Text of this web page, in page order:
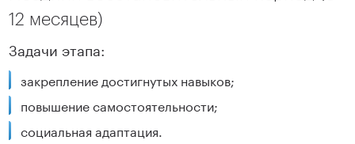
12 месяцев)
Задачи этапа:
закрепление достигнутых навыков;
повышение самостоятельности;
социальная адаптация.